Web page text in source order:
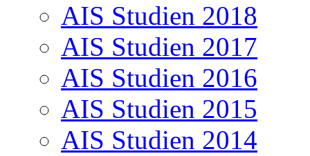
AIS Studien 2018
AIS Studien 2017
AIS Studien 2016
AIS Studien 2015
AIS Studien 2014